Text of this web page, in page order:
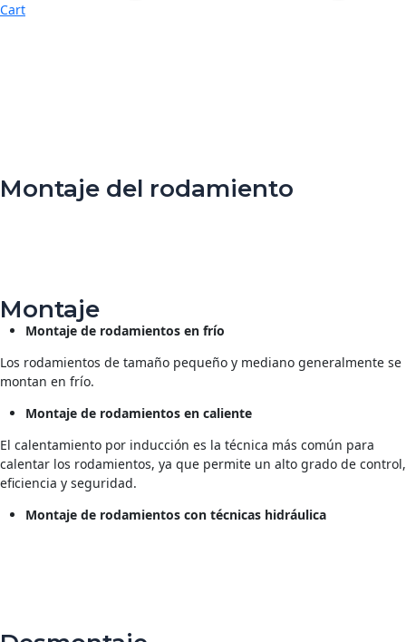
Cart
Montaje del rodamiento
Montaje
Montaje de rodamientos en frío
Los rodamientos de tamaño pequeño y mediano generalmente se
montan en frío.
Montaje de rodamientos en caliente
El calentamiento por inducción es la técnica más común para
calentar los rodamientos, ya que permite un alto grado de control,
eficiencia y seguridad.
Montaje de rodamientos con técnicas hidráulica